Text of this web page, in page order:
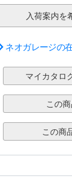
ネオガレージの